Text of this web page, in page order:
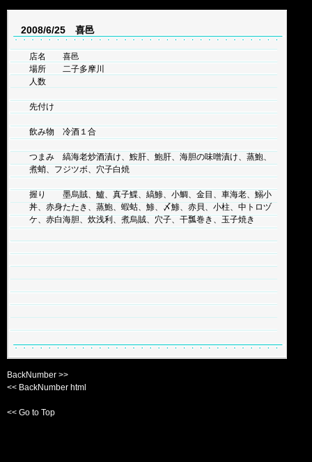
2008/6/25 喜邑
店名 喜邑
場所 二子多摩川
人数
先付け
飲み物 冷酒１合
つまみ 縞海老炒酒漬け、鮟肝、鮑肝、海胆の味噌漬け、蒸鮑、
煮蛸、フジツボ、穴子白焼
握り 墨烏賊、鱸、真子鰈、縞鯵、小鯛、金目、車海老、鰯小
丼、赤身たたき、蒸鮑、蝦蛄、鯵、〆鯵、赤貝、小柱、中トロヅ
ケ、赤白海胆、炊浅利、煮烏賊、穴子、干瓢巻き、玉子焼き
BackNumber >>
<< BackNumber html
<< Go to Top